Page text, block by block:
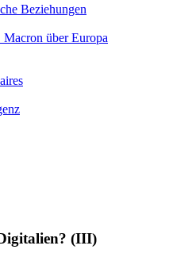
Beziehungen
über Europa
(III)